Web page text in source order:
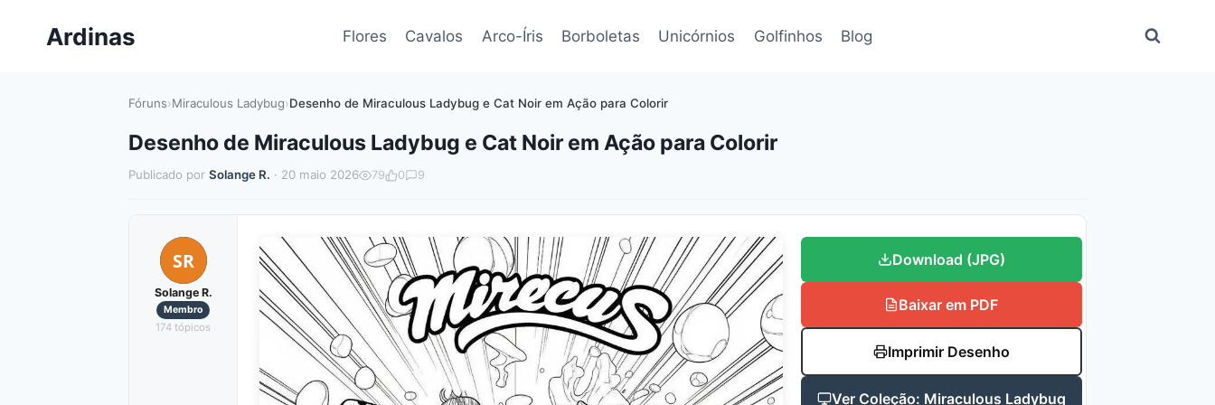
Ardinas Flores Cavalos Arco-Íris Borboletas Unicórnios Golfinhos Blog
Fóruns›Miraculous Ladybug›Desenho de Miraculous Ladybug e Cat Noir em Ação para Colorir
Desenho de Miraculous Ladybug e Cat Noir em Ação para Colorir
Publicado por Solange R. · 20 maio 2026 79 0 9
SR
Solange R.
Membro
174 tópicos
Download (JPG)
Baixar em PDF
Imprimir Desenho
Ver Coleção: Miraculous Ladybug